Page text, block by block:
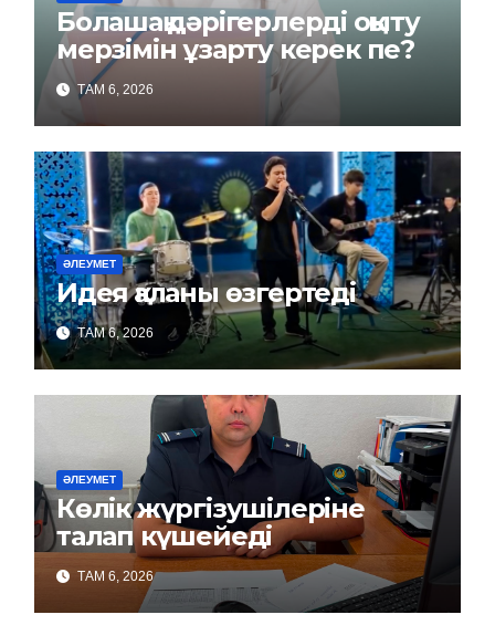
Болашақ дәрігерлерді оқыту
мерзімін ұзарту керек пе?
ТАМ 6, 2026
ӘЛЕУМЕТ
Идея қаланы өзгертеді
ТАМ 6, 2026
ӘЛЕУМЕТ
Көлік жүргізушілеріне
талап күшейеді
ТАМ 6, 2026